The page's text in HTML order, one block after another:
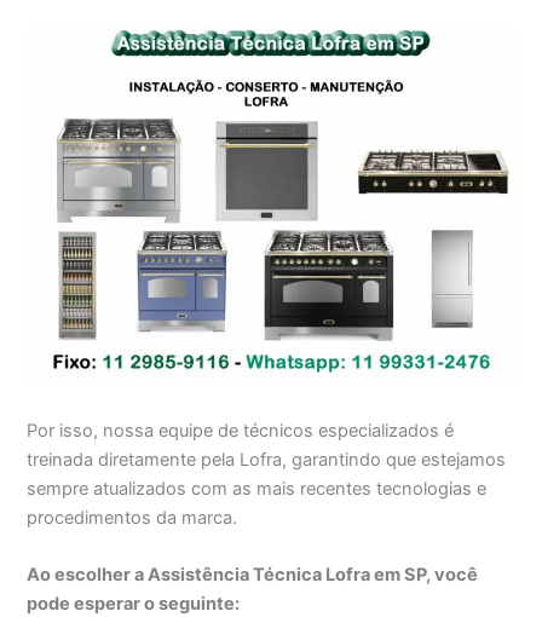
Por isso, nossa equipe de técnicos especializados é
treinada diretamente pela Lofra, garantindo que estejamos
sempre atualizados com as mais recentes tecnologias e
procedimentos da marca.
Ao escolher a Assistência Técnica Lofra em SP, você
pode esperar o seguinte: